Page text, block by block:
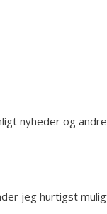
nyheder og
jeg hurtigst